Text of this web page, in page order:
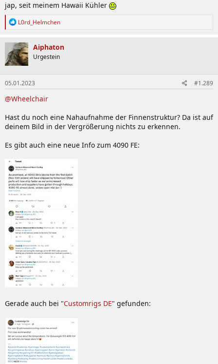
jap, seit meinem Hawaii Kühler
R
k
t
i
o
n
e
n
:
L0rd_Helmchen
Aiphaton
Urgestein
05.01.2023 #1.289
@Wheelchair
Hast du noch eine Nahaufnahme der Finnenstruktur? Da ist auf
deinem Bild in der Vergrößerung nichts zu erkennen.
Es gibt auch eine neue Info zum 4090 FE:
Gerade auch bei "Customrigs DE" gefunden: